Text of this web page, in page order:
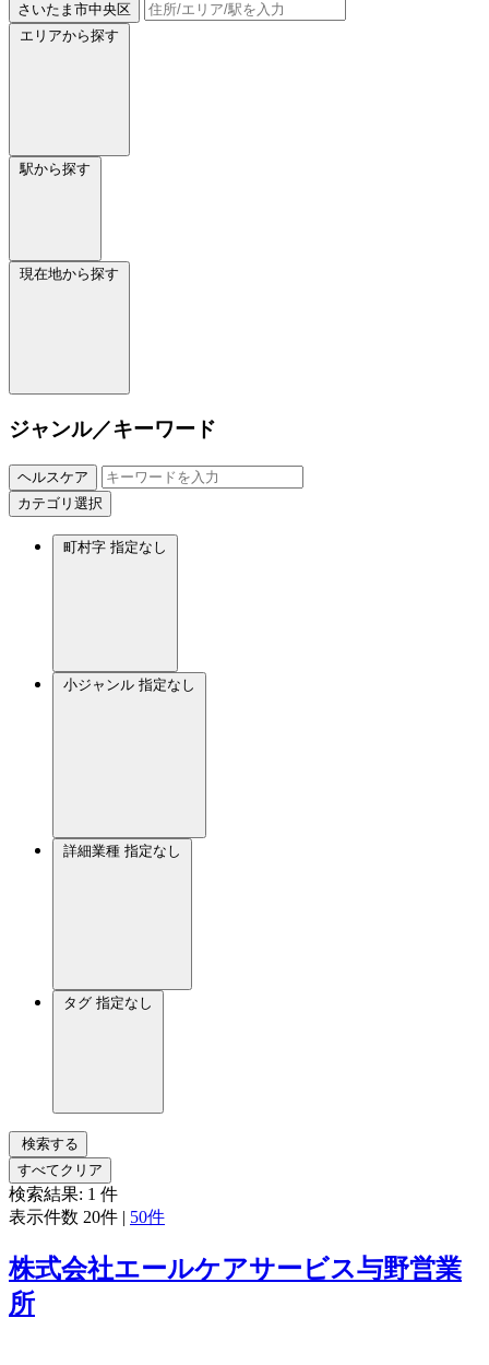
さいたま市中央区
エリアから探す
駅から探す
現在地から探す
ジャンル／キーワード
ヘルスケア
カテゴリ選択
町村字 指定なし
小ジャンル 指定なし
詳細業種 指定なし
タグ 指定なし
検索する
すべてクリア
検索結果: 1 件
表示件数 20件 | 50件
株式会社エールケアサービス与野営業
所